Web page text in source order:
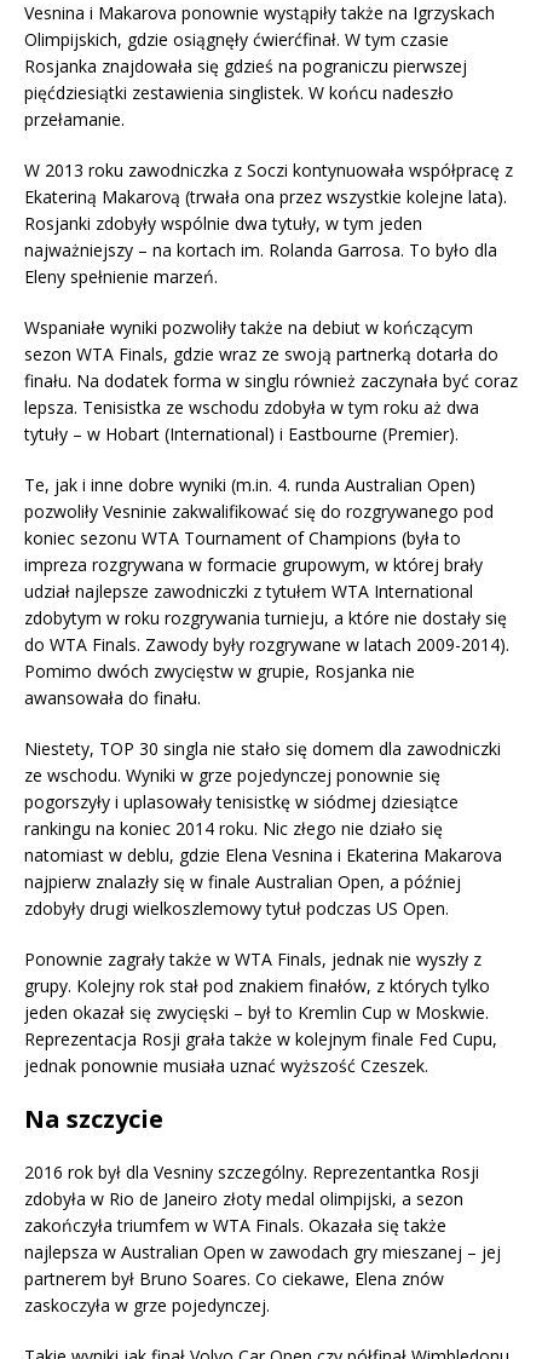
Vesnina i Makarova ponownie wystąpiły także na Igrzyskach
Olimpijskich, gdzie osiągnęły ćwierćfinał. W tym czasie
Rosjanka znajdowała się gdzieś na pograniczu pierwszej
pięćdziesiątki zestawienia singlistek. W końcu nadeszło
przełamanie.
W 2013 roku zawodniczka z Soczi kontynuowała współpracę z
Ekateriną Makarovą (trwała ona przez wszystkie kolejne lata).
Rosjanki zdobyły wspólnie dwa tytuły, w tym jeden
najważniejszy – na kortach im. Rolanda Garrosa. To było dla
Eleny spełnienie marzeń.
Wspaniałe wyniki pozwoliły także na debiut w kończącym
sezon WTA Finals, gdzie wraz ze swoją partnerką dotarła do
finału. Na dodatek forma w singlu również zaczynała być coraz
lepsza. Tenisistka ze wschodu zdobyła w tym roku aż dwa
tytuły – w Hobart (International) i Eastbourne (Premier).
Te, jak i inne dobre wyniki (m.in. 4. runda Australian Open)
pozwoliły Vesninie zakwalifikować się do rozgrywanego pod
koniec sezonu WTA Tournament of Champions (była to
impreza rozgrywana w formacie grupowym, w której brały
udział najlepsze zawodniczki z tytułem WTA International
zdobytym w roku rozgrywania turnieju, a które nie dostały się
do WTA Finals. Zawody były rozgrywane w latach 2009-2014).
Pomimo dwóch zwycięstw w grupie, Rosjanka nie
awansowała do finału.
Niestety, TOP 30 singla nie stało się domem dla zawodniczki
ze wschodu. Wyniki w grze pojedynczej ponownie się
pogorszyły i uplasowały tenisistkę w siódmej dziesiątce
rankingu na koniec 2014 roku. Nic złego nie działo się
natomiast w deblu, gdzie Elena Vesnina i Ekaterina Makarova
najpierw znalazły się w finale Australian Open, a później
zdobyły drugi wielkoszlemowy tytuł podczas US Open.
Ponownie zagrały także w WTA Finals, jednak nie wyszły z
grupy. Kolejny rok stał pod znakiem finałów, z których tylko
jeden okazał się zwycięski – był to Kremlin Cup w Moskwie.
Reprezentacja Rosji grała także w kolejnym finale Fed Cupu,
jednak ponownie musiała uznać wyższość Czeszek.
Na szczycie
2016 rok był dla Vesniny szczególny. Reprezentantka Rosji
zdobyła w Rio de Janeiro złoty medal olimpijski, a sezon
zakończyła triumfem w WTA Finals. Okazała się także
najlepsza w Australian Open w zawodach gry mieszanej – jej
partnerem był Bruno Soares. Co ciekawe, Elena znów
zaskoczyła w grze pojedynczej.